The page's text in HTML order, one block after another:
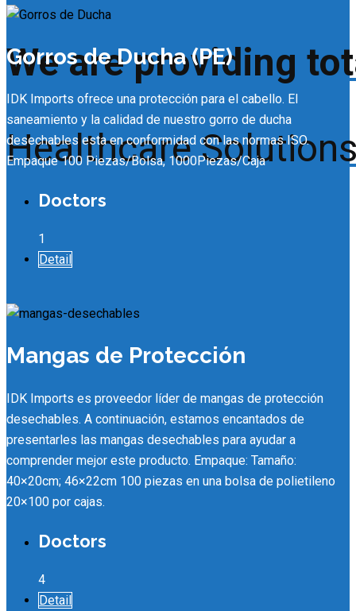
We are providing
Healthcare
Gorros de Ducha (PE)
IDK Imports ofrece una protección para el cabello. El
saneamiento y la calidad de nuestro gorro de ducha
desechables esta en conformidad con las normas ISO.
Empaque 100 Piezas/Bolsa, 1000Piezas/Caja
Doctors
1
Detail
Mangas de Protección
IDK Imports es proveedor líder de mangas de protección
desechables. A continuación, estamos encantados de
presentarles las mangas desechables para ayudar a
comprender mejor este producto. Empaque: Tamaño:
40×20cm; 46×22cm 100 piezas en una bolsa de polietileno
20×100 por cajas.
Doctors
4
Detail